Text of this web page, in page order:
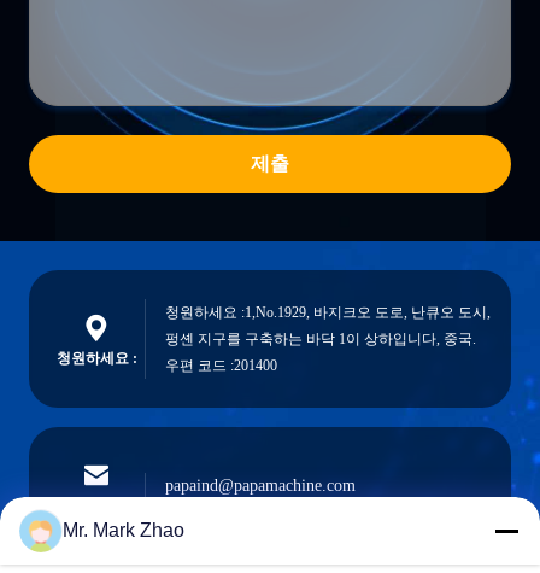
제출
청원하세요 :
청원하세요 :1,No.1929, 바지크오 도로, 난큐오 도시,
펑셴 지구를 구축하는 바닥 1이 상하입니다, 중국.
우편 코드 :201400
papaind@papamachine.com
Mr. Mark Zhao